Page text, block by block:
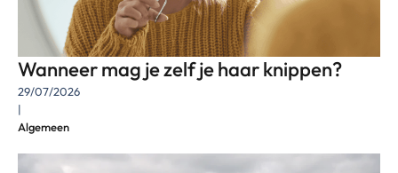
Wanneer mag je zelf je haar knippen?
29/07/2026
|
Algemeen